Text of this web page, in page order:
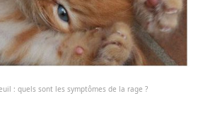
: quels sont les symptômes de la rage ?